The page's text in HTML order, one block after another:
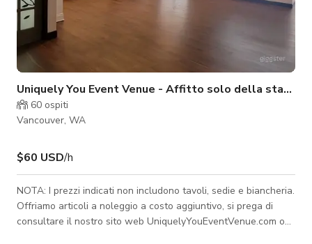
Uniquely You Event Venue - Affitto solo della stanza
60 ospiti
Vancouver, WA
$60 USD/h
NOTA: I prezzi indicati non includono tavoli, sedie e biancheria.
Offriamo articoli a noleggio a costo aggiuntivo, si prega di
consultare il nostro sito web UniquelyYouEventVenue.com o